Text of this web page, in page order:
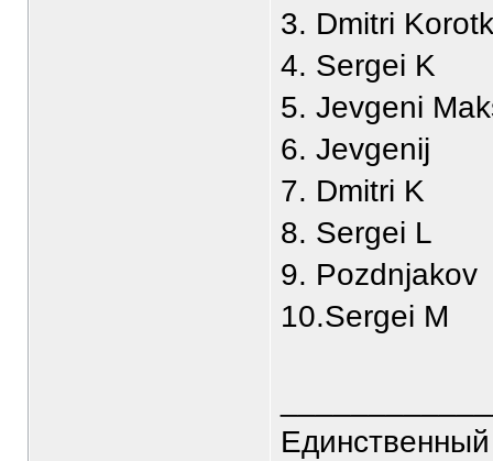
3. Dmitri
4. Sergei K
5. Jevgeni
6. Jevgenij
7. Dmitri K
8. Sergei L
9. Pozdnjakov
10.Sergei M